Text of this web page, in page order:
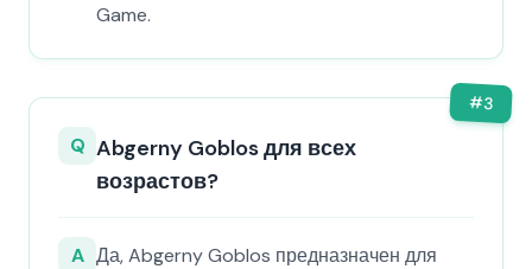
Game.
#3
Q Abgerny Goblos для всех
возрастов?
A Да, Abgerny Goblos предназначен для